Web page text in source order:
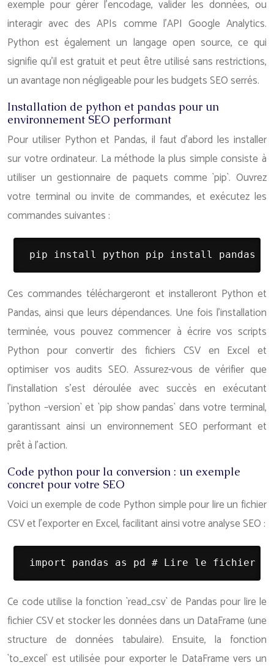
exemple pour gérer l’encodage, valider les données, ou
interagir avec des APIs comme l’API Google Analytics.
Python est également un langage open source, ce qui
signifie qu’il est gratuit et peut être utilisé sans restrictions,
un avantage non négligeable pour les budgets SEO serrés.
Installation de python et pandas pour un
environnement SEO performant
Pour utiliser Python et Pandas, il faut d’abord les installer
sur votre ordinateur. La méthode la plus simple consiste à
utiliser un gestionnaire de paquets comme `pip`. Ouvrez
votre terminal ou invite de commandes, et exécutez les
commandes suivantes :
pip install python pip install pandas
Ces commandes téléchargeront et installeront Python et
Pandas, ainsi que leurs dépendances. Une fois l’installation
terminée, vous pouvez commencer à écrire vos scripts
Python pour convertir des fichiers CSV en Excel et
optimiser vos audits SEO. Assurez-vous de vérifier que
l’installation s’est déroulée avec succès en exécutant
`python –version` et `pip show pandas` dans votre terminal,
garantissant ainsi un environnement SEO performant et
prêt à l’action.
Code python pour la conversion : un exemple
concret pour votre SEO
Voici un exemple de code Python simple pour lire un fichier
CSV et l’exporter en Excel, facilitant ainsi votre analyse SEO :
import pandas as pd # Lire le fichier
Ce code utilise la fonction `read_csv` de Pandas pour lire le
fichier CSV et stocker les données dans un DataFrame (une
structure de données tabulaire). Ensuite, la fonction
`to_excel` est utilisée pour exporter le DataFrame vers un